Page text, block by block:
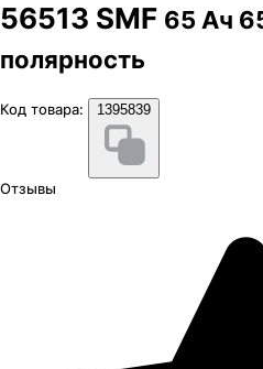
56513 SMF 65 Ач
полярность
Код товара: 1395839
Отзывы